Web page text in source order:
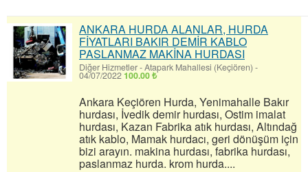
ANKARA HURDA ALANLAR, HURDA
FİYATLARI BAKIR DEMİR KABLO
PASLANMAZ MAKİNA HURDASI
Diğer Hizmetler-Atapark Mahallesi (Keçiören) -
04/07/2022 100.00 ₺
Ankara Keçiören Hurda, Yenimahalle Bakır
hurdası, İvedik demir hurdası, Ostim imalat
hurdası, Kazan Fabrika atık hurdası, Altındağ
atık kablo, Mamak hurdacı, geri dönüşüm için
bizi arayın. makina hurdası, fabrika hurdası,
paslanmaz hurda. krom hurda....